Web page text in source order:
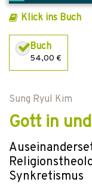
Klick ins Buch
Buch
54,00 €
Sung Ryul Kim
Gott in
Synkretismus